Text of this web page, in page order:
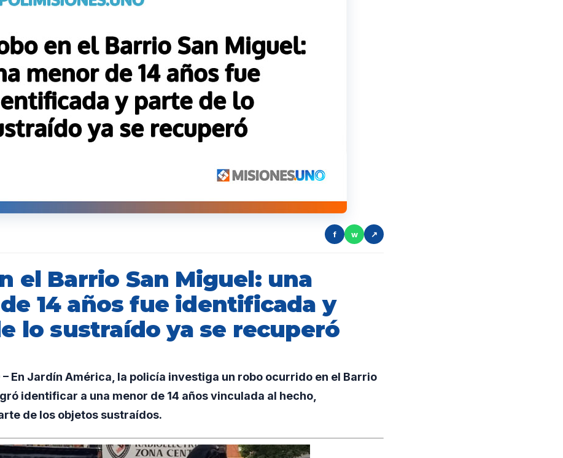
f w ↗
el Barrio San Miguel: una
14 años fue identificada y
lo sustraído ya se recuperó
– En Jardín América, la policía investiga un robo ocurrido en el Barrio
identificar a una menor de 14 años vinculada al hecho,
de los objetos sustraídos.